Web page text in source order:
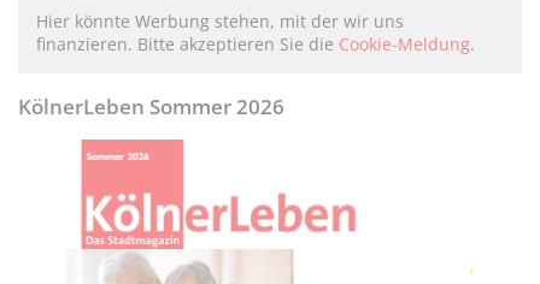
Hier könnte Werbung stehen, mit der wir uns
finanzieren. Bitte akzeptieren Sie die Cookie-Meldung.
KölnerLeben Sommer 2026